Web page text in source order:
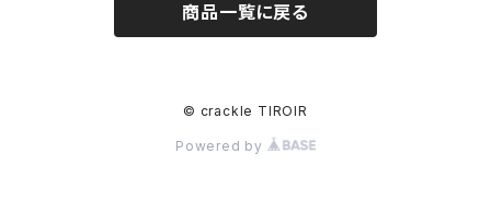
商品一覧に戻る
© crackle TIROIR
Powered by